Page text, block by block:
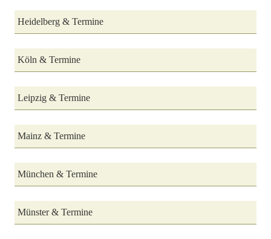
Heidelberg & Termine
Köln & Termine
Leipzig & Termine
Mainz & Termine
München & Termine
Münster & Termine